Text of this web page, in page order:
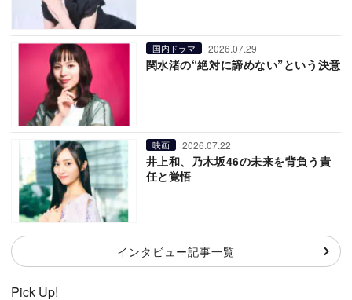
国内ドラマ 2026.07.29
関水渚の“絶対に諦めない”という決意
映画 2026.07.22
井上和、乃木坂46の未来を背負う責
任と覚悟
インタビュー記事一覧
Pick Up!